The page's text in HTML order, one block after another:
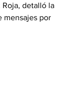
detalló la
mensajes por